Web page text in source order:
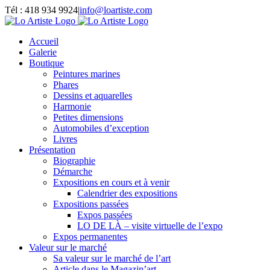
Passer
au
Tél : 418 934 9924|info@loartiste.com
Facebook
Instagram
Email
Pinterest
YouTube
Accueil
Galerie
Boutique
Peintures marines
Phares
Dessins et aquarelles
Harmonie
Petites dimensions
Automobiles d’exception
Livres
Présentation
Biographie
Démarche
Expositions en cours et à venir
Calendrier des expositions
Expositions passées
Expos passées
LO DE LÀ – visite virtuelle de l’expo
Expos permanentes
Valeur sur le marché
Sa valeur sur le marché de l’art